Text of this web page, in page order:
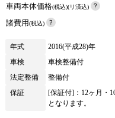
車両本体価格(税込)(リ済込)
諸費用(税込)
年式 2016(平成28)年
車検
車検整備付
法定整備
整備付
保証
[保証付]：12ヶ月・
となります。